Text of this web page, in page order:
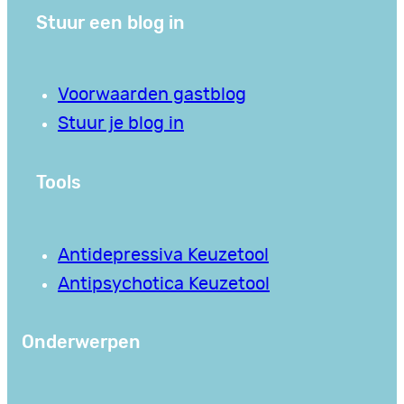
Stuur een blog in
Voorwaarden gastblog
Stuur je blog in
Tools
Antidepressiva Keuzetool
Antipsychotica Keuzetool
Onderwerpen